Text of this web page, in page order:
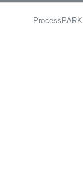
ProcessPARK